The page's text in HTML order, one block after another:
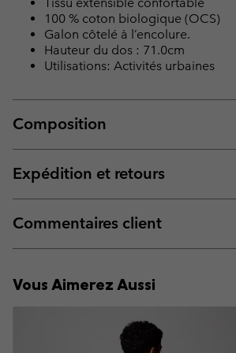
100 % coton biologique (OCS)
Galon côtelé à l’encolure.
Hauteur du dos : 71.0cm
Utilisations: Activités urbaines
Composition
Expédition et retours
Commentaires client
Vous Aimerez Aussi